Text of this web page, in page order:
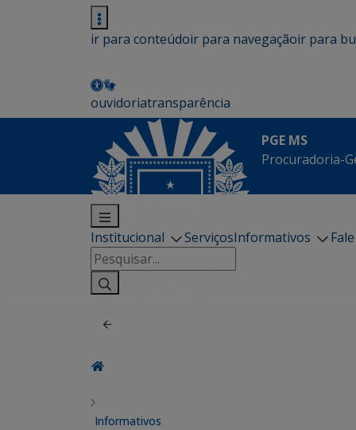
ir para conteúdoir para navegaçãoir para
ouvidoriatransparência
PGE MS
Procuradoria-
Institucional ServiçosInformativos
Pesquisar
por:
Informativos